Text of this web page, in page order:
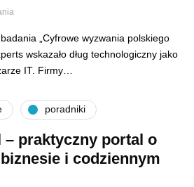
„Cyfrowe wyzwania polskiego
wskazało dług technologiczny jako
IT. Firmy…
poradniki
praktyczny portal o
i codziennym